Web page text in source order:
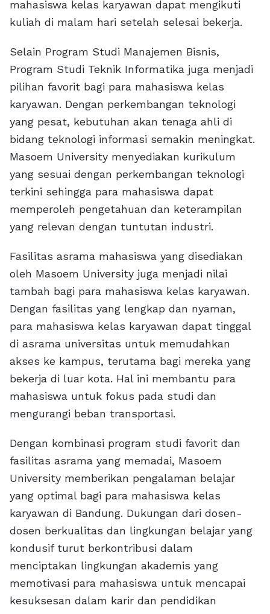
mahasiswa kelas karyawan dapat mengikuti
kuliah di malam hari setelah selesai bekerja.
Selain Program Studi Manajemen Bisnis,
Program Studi Teknik Informatika juga menjadi
pilihan favorit bagi para mahasiswa kelas
karyawan. Dengan perkembangan teknologi
yang pesat, kebutuhan akan tenaga ahli di
bidang teknologi informasi semakin meningkat.
Masoem University menyediakan kurikulum
yang sesuai dengan perkembangan teknologi
terkini sehingga para mahasiswa dapat
memperoleh pengetahuan dan keterampilan
yang relevan dengan tuntutan industri.
Fasilitas asrama mahasiswa yang disediakan
oleh Masoem University juga menjadi nilai
tambah bagi para mahasiswa kelas karyawan.
Dengan fasilitas yang lengkap dan nyaman,
para mahasiswa kelas karyawan dapat tinggal
di asrama universitas untuk memudahkan
akses ke kampus, terutama bagi mereka yang
bekerja di luar kota. Hal ini membantu para
mahasiswa untuk fokus pada studi dan
mengurangi beban transportasi.
Dengan kombinasi program studi favorit dan
fasilitas asrama yang memadai, Masoem
University memberikan pengalaman belajar
yang optimal bagi para mahasiswa kelas
karyawan di Bandung. Dukungan dari dosen-
dosen berkualitas dan lingkungan belajar yang
kondusif turut berkontribusi dalam
menciptakan lingkungan akademis yang
memotivasi para mahasiswa untuk mencapai
kesuksesan dalam karir dan pendidikan